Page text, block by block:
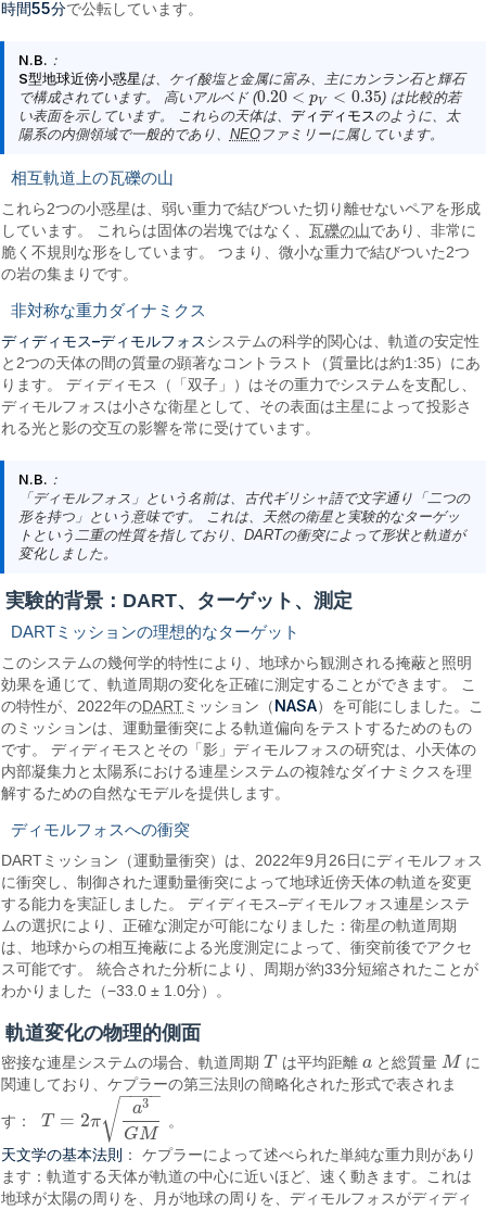
時間55分で公転しています。
N.B. ：
S型地球近傍小惑星は、ケイ酸塩と金属に富み、主にカンラン石と輝石
で構成されています。 高いアルベド (0.20 < pV < 0.35
0.20< pV<0.35
) は比較的若
い表面を示しています。 これらの天体は、 ディディモスのように、太
陽系の内側領域で一般的であり、 NEOファミリーに属しています。
相互軌道上の瓦礫の山
これら2つの小惑星は、弱い重力で結びついた切り離せないペアを形成
しています。 これらは固体の岩塊ではなく、瓦礫の山であり、非常に
脆く不規則な形をしています。 つまり、微小な重力で結びついた2つ
の岩の集まりです。
非対称な重力ダイナミクス
ディディモス–ディモルフォスシステムの科学的関心は、軌道の安定性
と2つの天体の間の質量の顕著なコントラスト（質量比は約1:35）にあ
ります。 ディディモス（「双子」）はその重力でシステムを支配し、
ディモルフォスは小さな衛星として、その表面は主星によって投影さ
れる光と影の交互の影響を常に受けています。
N.B. ：
「ディモルフォス」という名前は、古代ギリシャ語で文字通り「二つの
形を持つ」という意味です。 これは、天然の衛星と実験的なターゲッ
トという二重の性質を指しており、DARTの衝突によって形状と軌道が
変化しました。
実験的背景：DART、ターゲット、測定
DARTミッションの理想的なターゲット
このシステムの幾何学的特性により、地球から観測される掩蔽と照明
効果を通じて、軌道周期の変化を正確に測定することができます。 こ
の特性が、2022年のDARTミッション（NASA）を可能にしました。こ
のミッションは、運動量衝突による軌道偏向をテストするためのもの
です。 ディディモスとその「影」ディモルフォスの研究は、小天体の
内部凝集力と太陽系における連星システムの複雑なダイナミクスを理
解するための自然なモデルを提供します。
ディモルフォスへの衝突
DARTミッション（運動量衝突）は、2022年9月26日にディモルフォス
に衝突し、制御された運動量衝突によって地球近傍天体の軌道を変更
する能力を実証しました。 ディディモス–ディモルフォス連星システ
ムの選択により、正確な測定が可能になりました：衛星の軌道周期
は、地球からの相互掩蔽による光度測定によって、衝突前後でアクセ
ス可能です。 統合された分析により、周期が約33分短縮されたことが
わかりました（−33.0 ± 1.0分）。
軌道変化の物理的側面
密接な連星システムの場合、軌道周期T
T は平均距離 a
aと総質量 M
M
に
関連しており、ケプラーの第三法則の簡略化された形式で表されま
す： T = 2π
a3
GM
− −
−−
√
T= 2π a3GM 。
天文学の基本法則 ： ケプラーによって述べられた単純な重力則があり
ます：軌道する天体が軌道の中心に近いほど、速く動きます。これは
地球が太陽の周りを、月が地球の周りを、ディモルフォスがディディ